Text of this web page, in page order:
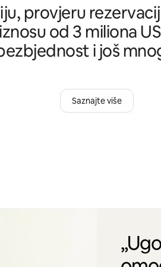
provjeru
od 3 miliona
i još
Saznajte više